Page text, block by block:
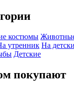
костюмы
утренник На
Детские
покупают